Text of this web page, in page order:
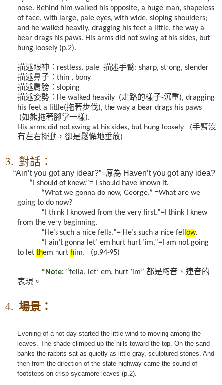
nose. Behind him walked his opposite, a huge man, shapeless
of face, with large, pale eyes, with wide, sloping shoulders;
and he walked heavily, dragging his feet a little, the way a
bear drags his paws. His arms did not swing at his sides, but
hung loosely (p.2).
描述眼神： restless, pale 描述手臂: sharp, strong, slender
描述鼻子： thin , bony
描述肩膀： sloping
描述姿勢： He walked heavily (走路的樣子-沉重), dragging
his feet a little(拖著步伐), the way a bear drags his paws
(如熊拖著腳掌一樣).
His arms did not swing at his sides, but hung loosely (手臂沒
有左右擺動，卻是鬆懈地垂放)
3. 對話：
“Ain’t you got any idear?”=原為 Haven’t you got any idea?
“I should of knew.”= I should have known it.
“What we gonna do now, George.” =What are we
going to do now?
“I think I knowed from the very first.”=I think I knew
from the very beginning.
“He’s such a nice fella.”= He’s such a nice fell ow.
“I ain’t gonna let’ em hurt hurt ’im.”=I am not going
to let them hurt him. (p.94-95)
*Note: “fella, let’ em, hurt ’im” 都是縮音、連音的
表現。
4. 場景：
Evening of a hot day started the little wind to moving among the
leaves. The shade climbed up the hills toward the top. On the sand
banks the rabbits sat as quietly as little gray, sculptured stones. And
then from the direction of the state highway came the sound of
footsteps on crisp sycamore leaves (p.2).